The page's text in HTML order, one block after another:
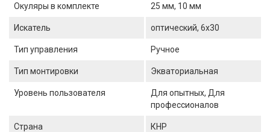
Окуляры в комплекте 25 мм, 10 мм
Искатель оптический, 6x30
Тип управления Ручное
Тип монтировки Экваториальная
Уровень пользователя
Для опытных, Для
профессионалов
Страна КНР